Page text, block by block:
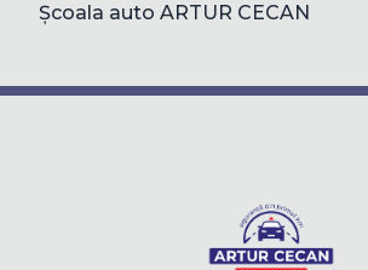
Școala auto ARTUR CECAN